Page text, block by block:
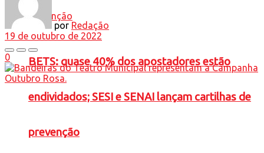
BETS: quase 40% dos apostadores estão
endividados; SESI e SENAI lançam cartilhas de
prevenção
por Redação
19 de outubro de 2022
0